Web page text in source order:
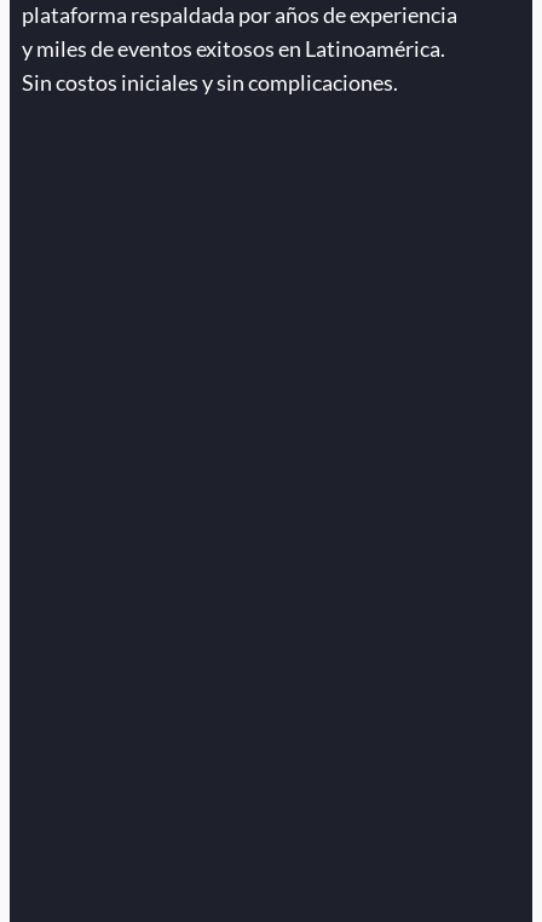
plataforma respaldada por años de experiencia
y miles de eventos exitosos en Latinoamérica.
Sin costos iniciales y sin complicaciones.